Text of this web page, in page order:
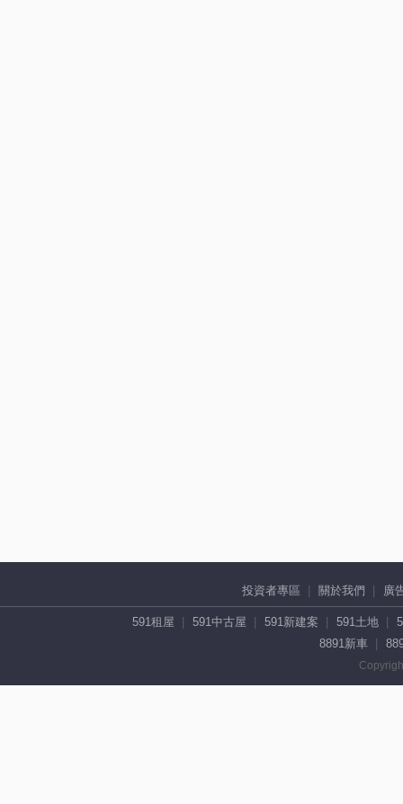
投資者專區 關於我們 廣
591租屋 591中古屋 591新建案 591土地
8891新車